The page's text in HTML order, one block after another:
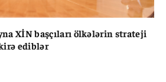
XİN başçıları ölkələrin strateji
ediblər